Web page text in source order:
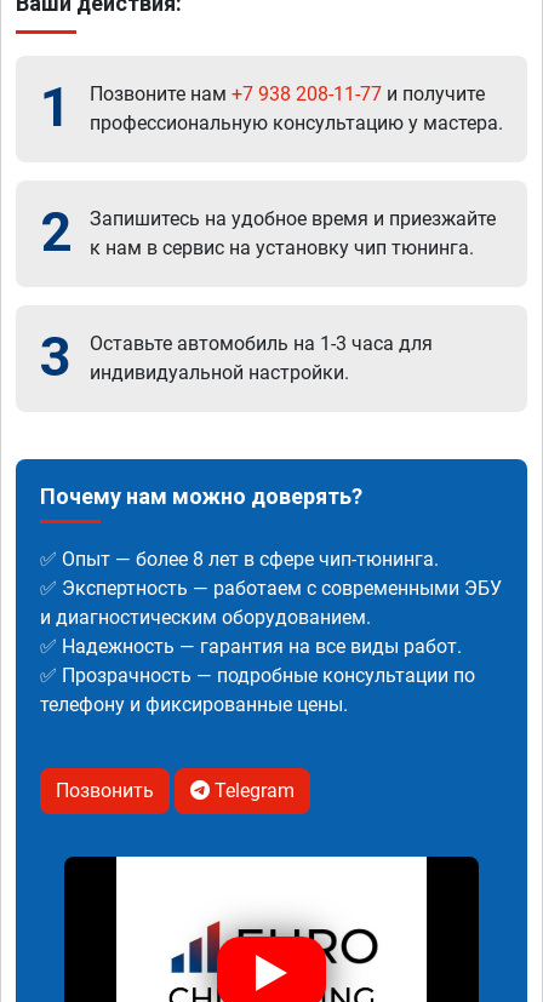
1 Позвоните нам +7 938 208-11-77 и получите
профессиональную консультацию у мастера.
2
Запишитесь на удобное время и приезжайте
к нам в сервис на установку чип тюнинга.
3
Оставьте автомобиль на 1-3 часа для
индивидуальной настройки.
Почему нам можно доверять?
✅ Опыт — более 8 лет в сфере чип-тюнинга.
✅ Экспертность — работаем с современными ЭБУ
и диагностическим оборудованием.
✅ Надежность — гарантия на все виды работ.
✅ Прозрачность — подробные консультации по
телефону и фиксированные цены.
Позвонить Telegram